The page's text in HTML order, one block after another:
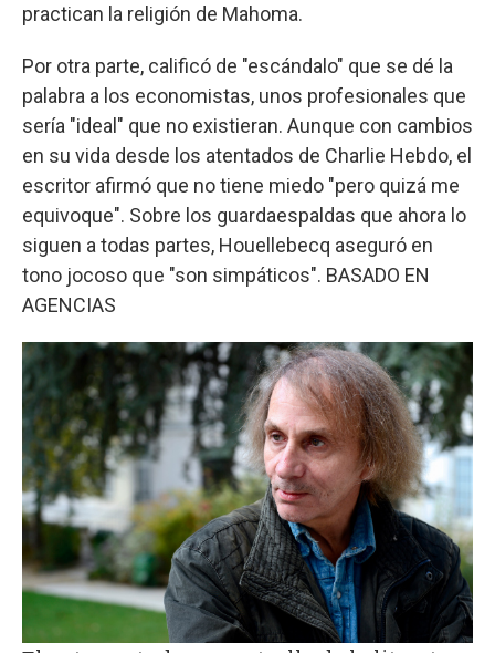
practican la religión de Mahoma.
Por otra parte, calificó de "escándalo" que se dé la
palabra a los economistas, unos profesionales que
sería "ideal" que no existieran. Aunque con cambios
en su vida desde los atentados de Charlie Hebdo, el
escritor afirmó que no tiene miedo "pero quizá me
equivoque". Sobre los guardaespaldas que ahora lo
siguen a todas partes, Houellebecq aseguró en
tono jocoso que "son simpáticos". BASADO EN
AGENCIAS